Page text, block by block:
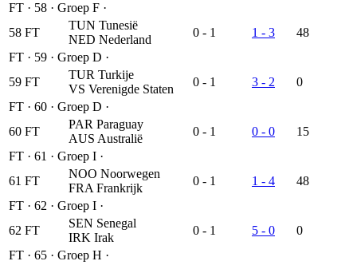
FT · 58 · Groep F ·
58 FT
TUN Tunesië
NED Nederland
0 - 1 1 - 3
48
FT · 59 · Groep D ·
59 FT
TUR Turkije
VS Verenigde Staten
0 - 1 3 - 2
0
FT · 60 · Groep D ·
60 FT
PAR Paraguay
AUS Australië
0 - 1 0 - 0
15
FT · 61 · Groep I ·
61 FT
NOO Noorwegen
FRA Frankrijk
0 - 1 1 - 4
48
FT · 62 · Groep I ·
62 FT
SEN Senegal
IRK Irak
0 - 1 5 - 0
0
FT · 65 · Groep H ·